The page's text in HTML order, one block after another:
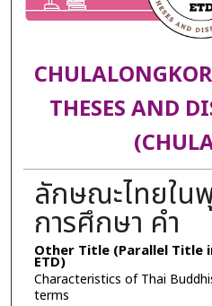
THESES AND
ลักษณะไทยใน
การศึกษา คำ
Other Title (Parallel Title
ETD)
Characteristics of Thai
terms